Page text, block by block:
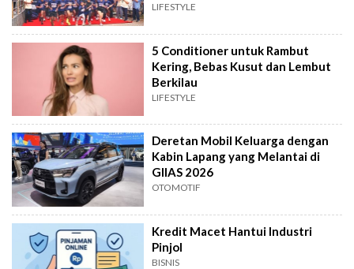
LIFESTYLE
5 Conditioner untuk Rambut
Kering, Bebas Kusut dan Lembut
Berkilau
LIFESTYLE
Deretan Mobil Keluarga dengan
Kabin Lapang yang Melantai di
GIIAS 2026
OTOMOTIF
Kredit Macet Hantui Industri
Pinjol
BISNIS